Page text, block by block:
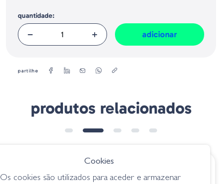
quantidade:
adicionar
partilhe
produtos relacionados
€ 8.50
Cookies
Os cookies são utilizados para aceder e armazenar